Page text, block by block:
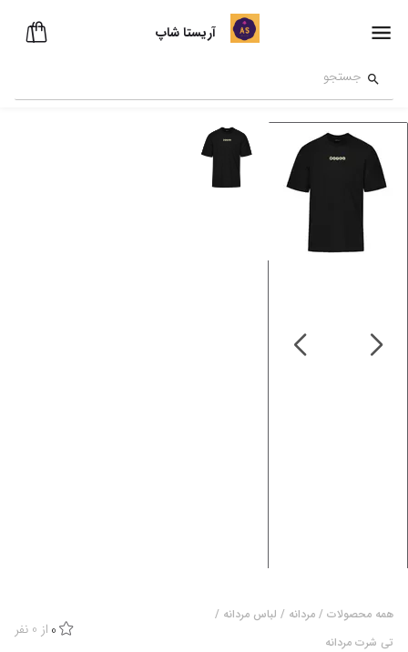
آریستا شاپ
همه محصولات / مردانه / لباس مردانه /
تی شرت مردانه
0 از 0 نفر